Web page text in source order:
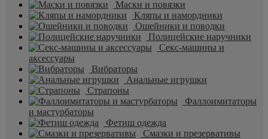
Маски и повязки
Кляпы и намордники
Ошейники и поводки
Полицейские наручники
Секс-машины и
аксессуары
Вибраторы
Анальные игрушки
Страпоны
Фаллоимитаторы
и мастурбаторы
Фетиш одежда
Смазки и презервативы